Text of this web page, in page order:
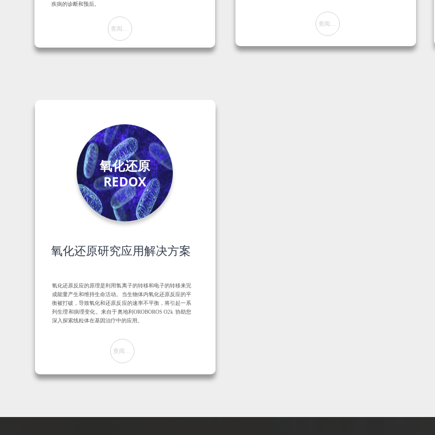
查阅方案
疾病的诊断和预后。
查阅方案
查阅方案
氧化还原研究应用解决方案
氧化还原反应的原理是利用氢离子的转移和电子的转移来完
成能量产生和维持生命活动。当生物体内氧化还原反应的平
衡被打破，导致氧化和还原反应的速率不平衡，将引起一系
列生理和病理变化。来自于奥地利OROBOROS O2k 协助您
深入探索线粒体在基因治疗中的应用。
氧化还原
REDOX